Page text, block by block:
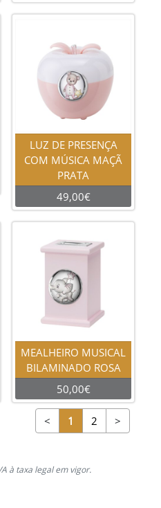
LUZ DE PRESENÇA
COM MÚSICA MAÇÃ
PRATA
49,00€
MEALHEIRO MUSICAL
BILAMINADO ROSA
50,00€
< 1 2 >
à taxa legal em vigor.